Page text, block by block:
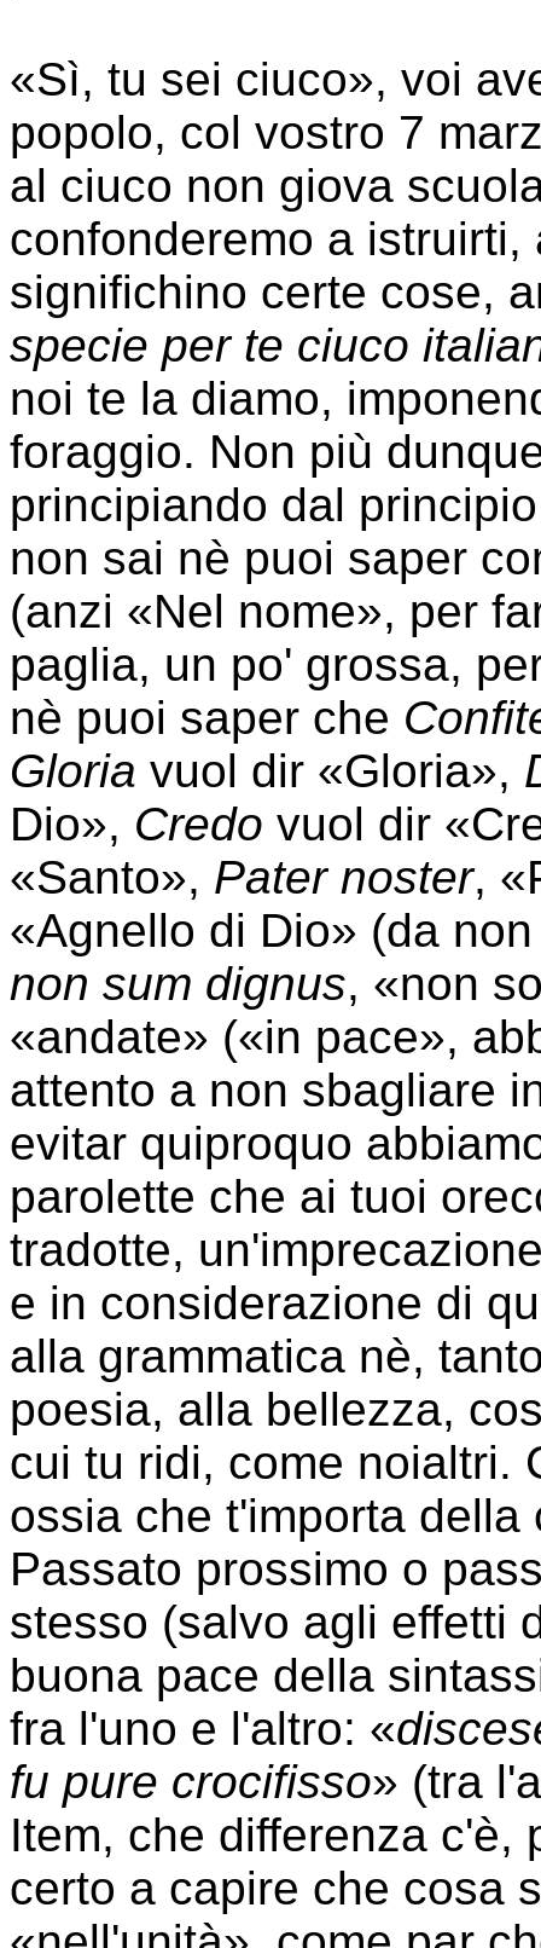
«Sì, tu sei ciuco», voi
popolo, col vostro 7
al ciuco non giova
confonderemo a
significhino certe cose,
specie per te ciuco
noi te la diamo,
foraggio. Non più
principiando dal
non sai nè puoi saper
(anzi «Nel nome», per
paglia, un po' grossa,
nè puoi saper che
Gloria vuol dir «Gloria»,
Dio», Credo vuol dir
«Santo», Pater noster,
«Agnello di Dio» (da
non sum dignus, «non
«andate» («in pace»,
attento a non sbagliare
evitar quiproquo
parolette che ai tuoi
tradotte,
e in considerazione di
alla grammatica nè,
poesia, alla bellezza,
cui tu ridi, come noialtri.
ossia che t'importa
Passato prossimo o
stesso (salvo agli effetti
buona pace della
fra l'uno e l'altro: «
fu pure crocifisso» (tra
Item, che differenza c'è,
certo a capire che cosa